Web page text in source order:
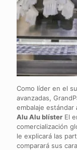
Como líder en el
avanzadas,
embalaje estándar
Alu Alu blíster El
comercialización
le explicará las
comparará sus